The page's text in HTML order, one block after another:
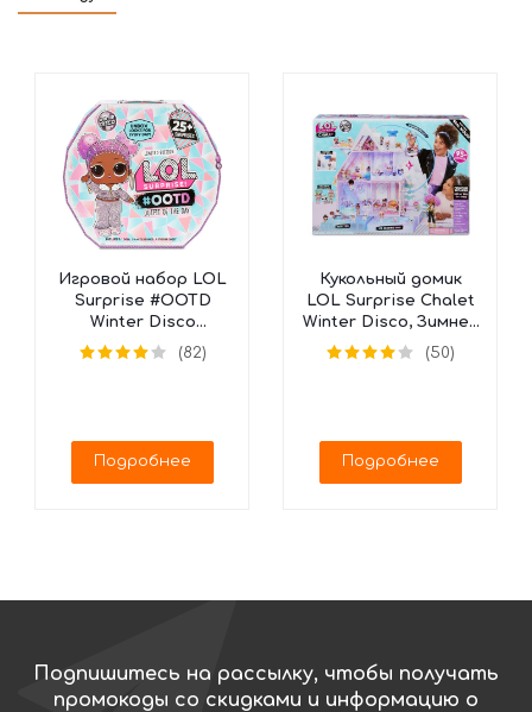
Игровой набор LOL
Surprise #OOTD
Winter Disco
Календарь, 562504
(25 сюрпризов)
(82)
Подробнее
Кукольный домик
LOL Surprise Chalet
Winter Disco, Зимнее
Шале, 562207
(50)
Подробнее
Подпишитесь на рассылку, чтобы получать
промокоды со скидками и информацию о